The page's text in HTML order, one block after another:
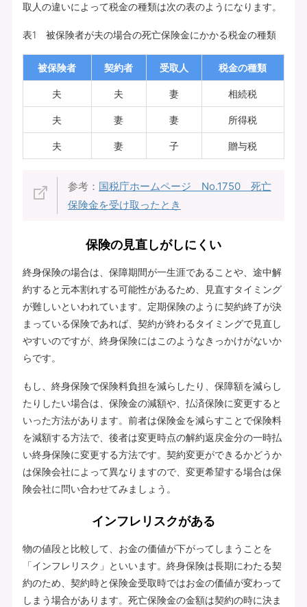
取人の違いによって税金の種類は次の表のようになります。
表1 被保険者が夫の場合の死亡保険金にかかる税金の種類
被保険者 契約者 受取人 税金の種類
夫 夫 妻 相続税
夫 妻 妻 所得税
夫 妻 子 贈与税
参考： 国税庁ホームページ No.1750 死亡
保険金を受け取ったとき
保険の見直しがしにくい
終身保険の場合は、保障期間が一生涯であることや、途中解
約すると元本割れする可能性があるため、見直すタイミング
が難しいといわれています。定期保険のように契約終了が決
まっている保険であれば、契約が終わるタイミングで見直し
やすいのですが、終身保険にはこのようなきっかけがないか
らです。
もし、終身保険で保険料負担を減らしたり、保障額を減らし
たりしたい場合は、保険金の減額や、払済保険に変更すると
いった方法があります。前者は保険金を減らすことで保険料
を減額する方法で、後者は変更時点の解約返戻金分の一時払
い終身保険に変更する方法です。契約変更ができるかどうか
は保険会社によって異なりますので、変更希望する場合は保
険会社に問い合わせてみましょう。
インフレリスクがある
物の値段と比較して、お金の価値が下がってしまうことを
「インフレリスク」といいます。終身保険は長期にわたる契
約のため、契約時と保険金受取時ではお金の価値が変わって
しまう場合があります。死亡保険金の金額は契約の時に決ま